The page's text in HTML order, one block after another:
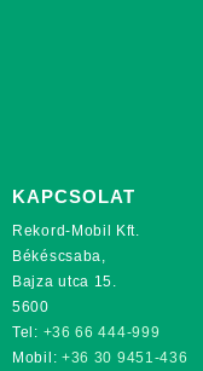
KAPCSOLAT
Rekord-Mobil Kft.
Békéscsaba,
Bajza utca 15.
5600
Tel: +36 66 444-999
Mobil: +36 30 9451-436